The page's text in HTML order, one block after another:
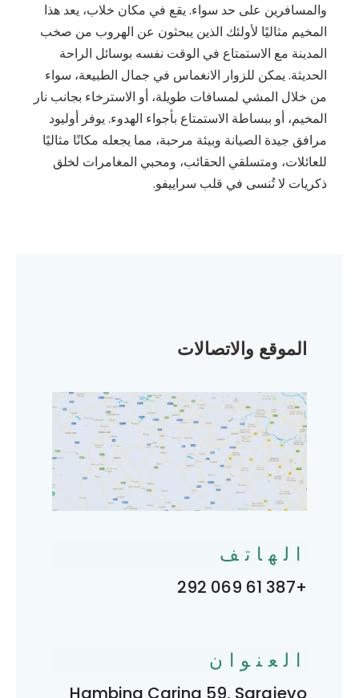
والمسافرين على حد سواء. يقع في مكان خلاب، يعد هذا
المخيم مثاليًا لأولئك الذين يبحثون عن الهروب من صخب
المدينة مع الاستمتاع في الوقت نفسه بوسائل الراحة
الحديثة. يمكن للزوار الانغماس في جمال الطبيعة، سواء
من خلال المشي لمسافات طويلة، أو الاسترخاء بجانب نار
المخيم، أو ببساطة الاستمتاع بأجواء الهدوء. يوفر أوليود
مرافق جيدة الصيانة وبيئة مرحبة، مما يجعله مكانًا مثاليًا
للعائلات، ومتسلقي الحقائب، ومحبي المغامرات لخلق
ذكريات لا تُنسى في قلب سراييفو.
الموقع والاتصالات
الهاتف
+387 61 069 292
العنوان
Hambina Carina 59, Sarajevo